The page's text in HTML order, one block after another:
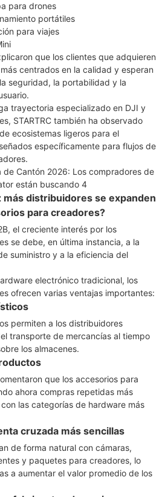
para drones
portátiles
para viajes
que los clientes que adquieren
centrados en la calidad y esperan
seguridad, la portabilidad y la
trayectoria especializado en DJI y
STARTRC también ha observado
ecosistemas ligeros para el
específicamente para flujos de
más distribuidores se expanden
para creadores?
el creciente interés por los
se debe, en última instancia, a la
suministro y a la eficiencia del
electrónico tradicional, los
ofrecen varias ventajas importantes:
permiten a los distribuidores
transporte de mercancías al tiempo
los almacenes.
que los accesorios para
ahora compras repetidas más
las categorías de hardware más
cruzada más sencillas
de forma natural con cámaras,
y paquetes para creadores, lo
a aumentar el valor promedio de los